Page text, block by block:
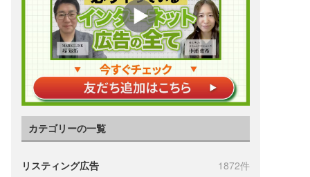
カテゴリーの一覧
リスティング広告 1872件